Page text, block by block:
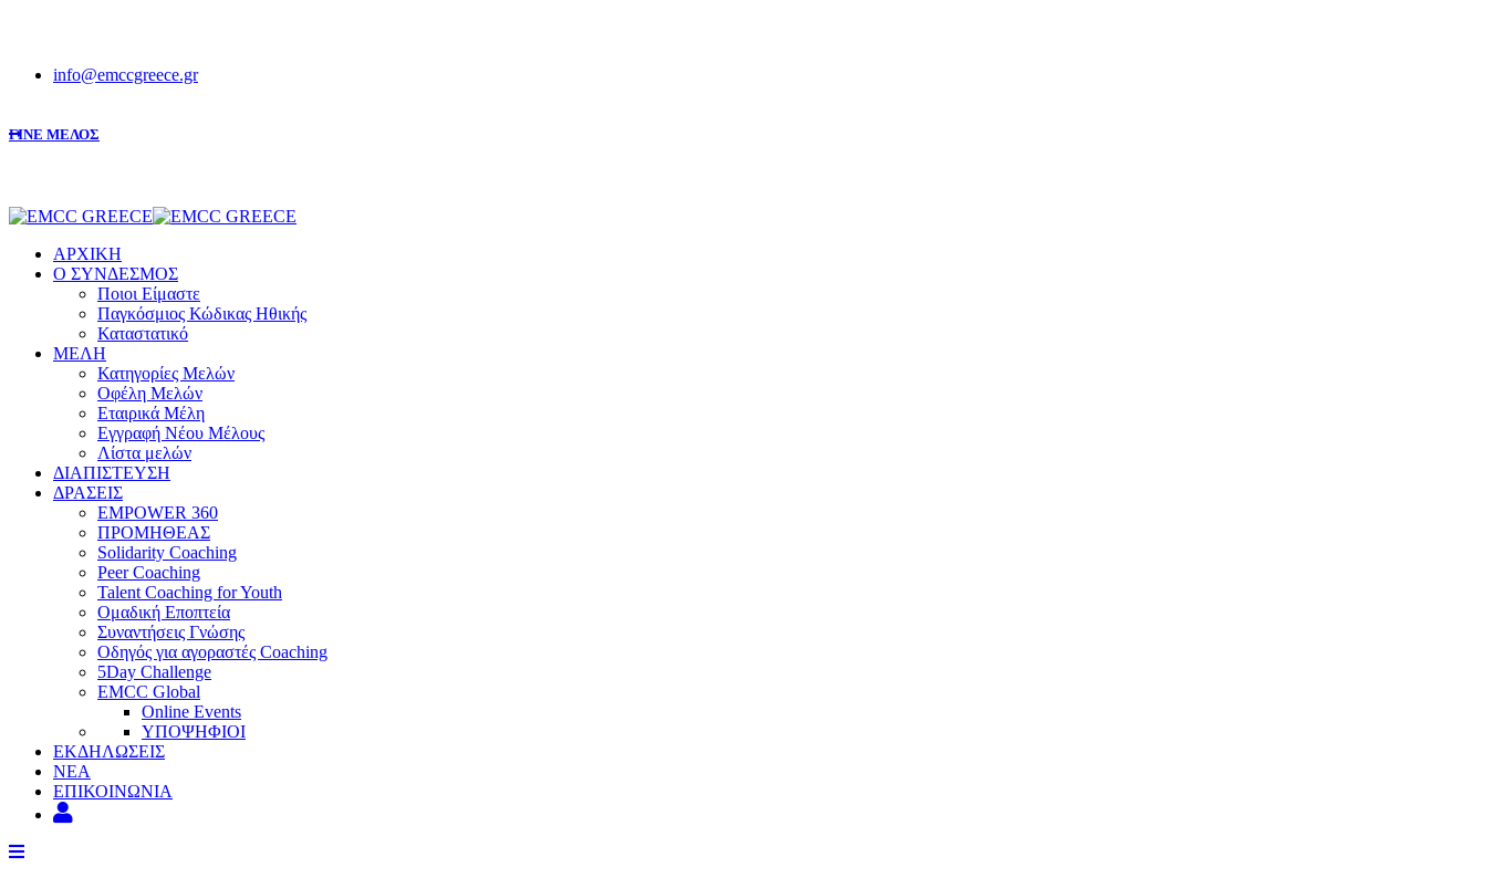
info@emccgreece.gr
ΓΙΝΕ ΜΕΛΟΣ
ΑΡΧΙΚΗ
Ο ΣΥΝΔΕΣΜΟΣ
Ποιοι Είμαστε
Παγκόσμιος Κώδικας Ηθικής
Καταστατικό
ΜΕΛΗ
Κατηγορίες Μελών
Οφέλη Μελών
Εταιρικά Μέλη
Εγγραφή Νέου Μέλους
Λίστα μελών
ΔΙΑΠΙΣΤΕΥΣΗ
ΔΡΑΣΕΙΣ
EMPOWER 360
ΠΡΟΜΗΘΕΑΣ
Solidarity Coaching
Peer Coaching
Talent Coaching for Youth
Ομαδική Εποπτεία
Συναντήσεις Γνώσης
Οδηγός για αγοραστές Coaching
5Day Challenge
EMCC Global
Online Events
ΥΠΟΨΗΦΙΟΙ
ΕΚΔΗΛΩΣΕΙΣ
ΝΕΑ
ΕΠΙΚΟΙΝΩΝΙΑ